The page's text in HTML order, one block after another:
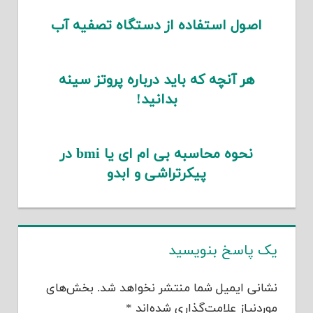
اصول استفاده از دستگاه تصفیه آب
هر آنچه که باید درباره پروتز سینه
بدانید!
نحوه محاسبه بی ام ای یا bmi در
پیکرتراشی و ابدو
یک پاسخ بنویسید
نشانی ایمیل شما منتشر نخواهد شد. بخش‌های
موردنیاز علامت‌گذاری شده‌اند *